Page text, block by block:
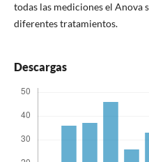
todas las mediciones el Anova
diferentes tratamientos.
Descargas